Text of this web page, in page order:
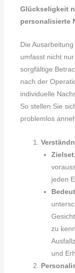
Glückseligkeit
personalisierte
Die
umfasst nicht
sorgfältige
nach der
individuelle
So stellen Sie
problemlos
jeden
zu
und